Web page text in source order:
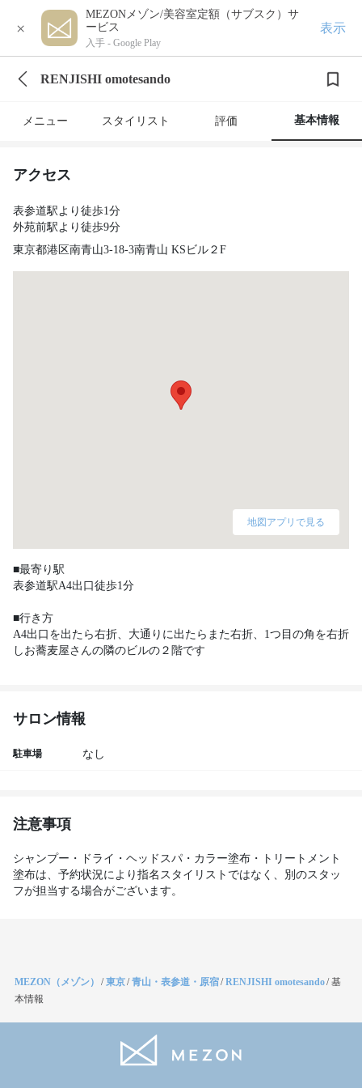
×
MEZONメゾン/美容室定額（サブスク）サ
ービス
入手 - Google Play
表示
RENJISHI omotesando
メニュー スタイリスト 評価 基本情報
アクセス
表参道駅より徒歩1分
外苑前駅より徒歩9分
東京都港区南青山3-18-3南青山 KSビル２F
地図アプリで見る
■最寄り駅
表参道駅A4出口徒歩1分
■行き方
A4出口を出たら右折、大通りに出たらまた右折、1つ目の角を右折
しお蕎麦屋さんの隣のビルの２階です
サロン情報
駐車場 なし
注意事項
シャンプー・ドライ・ヘッドスパ・カラー塗布・トリートメント
塗布は、予約状況により指名スタイリストではなく、別のスタッ
フが担当する場合がございます。
MEZON（メゾン） /東京/青山・表参道・原宿/RENJISHI omotesando/基
本情報